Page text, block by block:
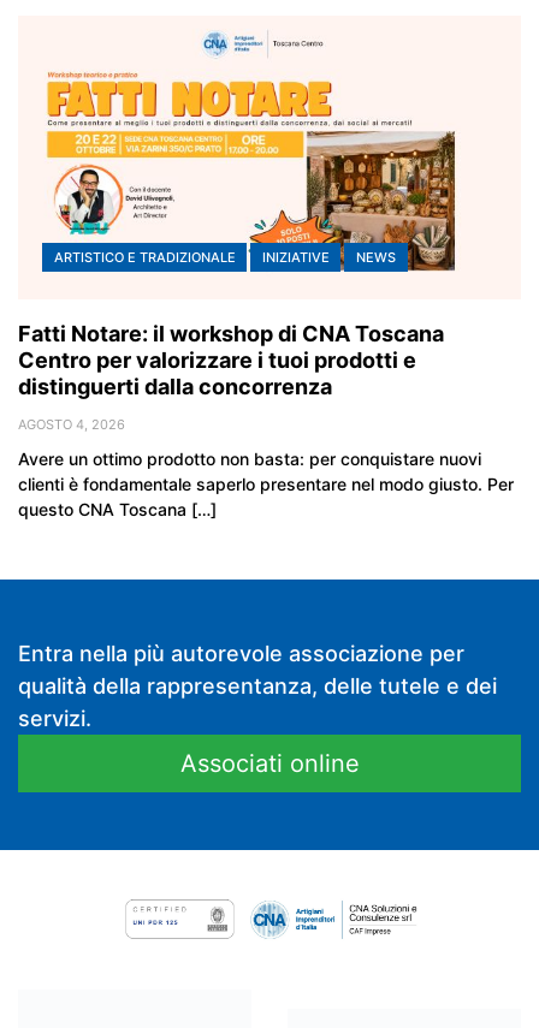
ARTISTICO E TRADIZIONALE INIZIATIVE NEWS
Fatti Notare: il workshop di CNA Toscana
Centro per valorizzare i tuoi prodotti e
distinguerti dalla concorrenza
AGOSTO 4, 2026
Avere un ottimo prodotto non basta: per conquistare nuovi
clienti è fondamentale saperlo presentare nel modo giusto. Per
questo CNA Toscana […]
Entra nella più autorevole associazione per
qualità della rappresentanza, delle tutele e dei
servizi.
Associati online